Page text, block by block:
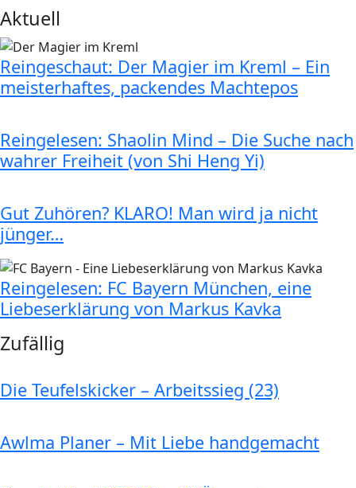
Aktuell
Reingeschaut: Der Magier im Kreml – Ein
meisterhaftes, packendes Machtepos
Reingelesen: Shaolin Mind – Die Suche nach
wahrer Freiheit (von Shi Heng Yi)
Gut Zuhören? KLARO! Man wird ja nicht
jünger…
Reingelesen: FC Bayern München, eine
Liebeserklärung von Markus Kavka
Zufällig
Die Teufelskicker – Arbeitssieg (23)
Awlma Planer – Mit Liebe handgemacht